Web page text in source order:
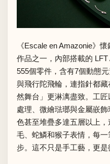
《Escale en Amazonie》
作品之一，內部搭載的
555個零件，含有7個動態
與飛行陀飛輪，連指針都
然舞台」更淋漓盡致。工
處理、微繪琺瑯與金屬嵌
色甚至堆疊多達五層以上
毛、蛇鱗和猴子表情，每
步。這不只是手工藝，更是